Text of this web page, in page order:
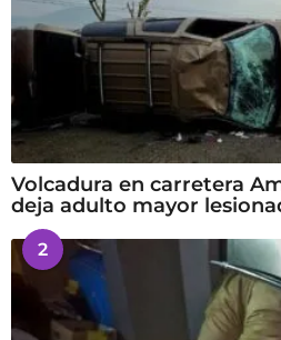
Volcadura en carretera
deja adulto mayor
2